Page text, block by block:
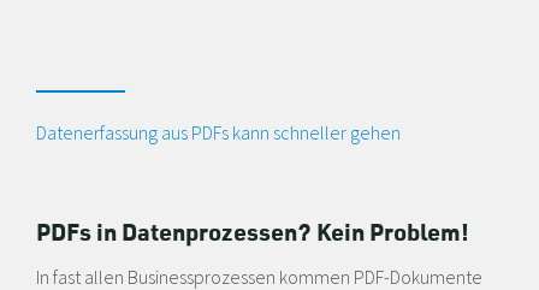
Datenerfassung aus PDFs kann schneller gehen
PDFs in Datenprozessen? Kein Problem!
In fast allen Businessprozessen kommen PDF-Dokumente